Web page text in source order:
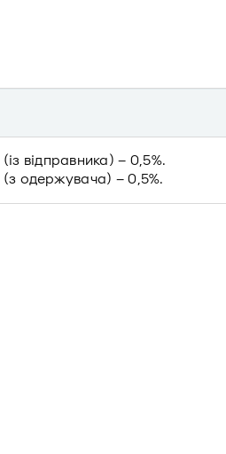
відправника) – 0,5%.
одержувача) – 0,5%.